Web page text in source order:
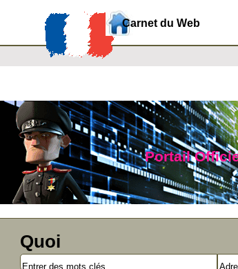
Carnet du Web
Portail
Quoi